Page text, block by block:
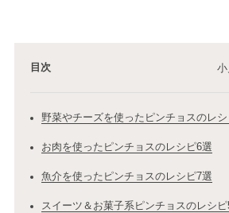
目次
野菜やチーズを使ったピンチョスのレシ
お肉を使ったピンチョスのレシピ6選
魚介を使ったピンチョスのレシピ7選
スイーツ＆お菓子系ピンチョスのレシピ